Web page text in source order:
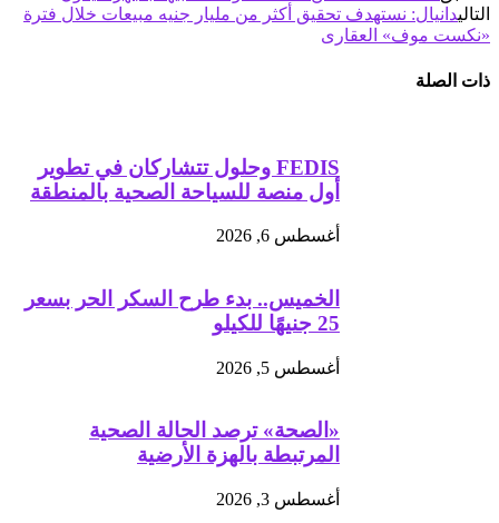
التاليدانيال: نستهدف تحقيق أكثر من مليار جنيه مبيعات خلال فترة
«نكست موف» العقارى
ذات الصلة
FEDIS وحلول تتشاركان في تطوير
أول منصة للسياحة الصحية بالمنطقة
أغسطس 6, 2026
الخميس.. بدء طرح السكر الحر بسعر
25 جنيهًا للكيلو
أغسطس 5, 2026
«الصحة» ترصد الحالة الصحية
المرتبطة بالهزة الأرضية
أغسطس 3, 2026